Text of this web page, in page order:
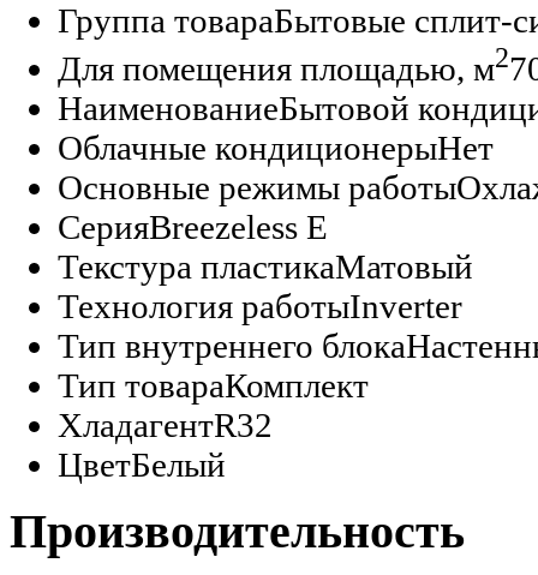
Группа товараБытовые сплит-
Для помещения площадью, м2
НаименованиеБытовой
Облачные кондиционерыНет
Основные режимы работы
СерияBreezeless E
Текстура пластикаМатовый
Технология работыInverter
Тип внутреннего блока
Тип товараКомплект
ХладагентR32
ЦветБелый
Производительность